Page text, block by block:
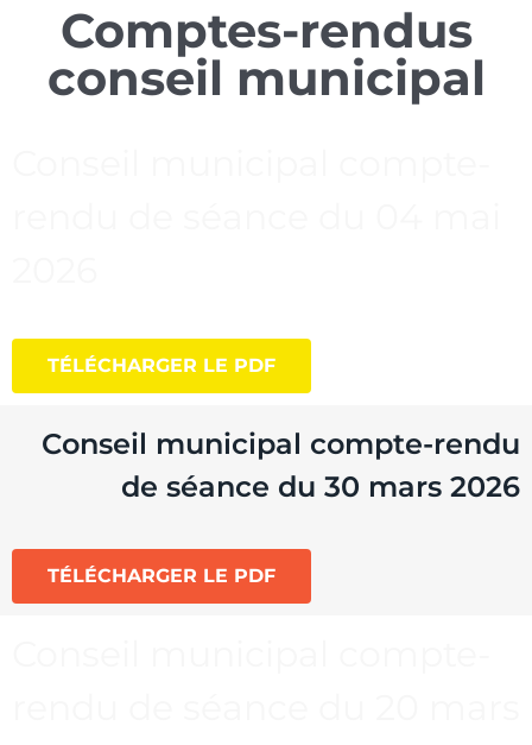
Comptes-rendus
conseil municipal
TÉLÉCHARGER LE PDF
Conseil municipal compte-rendu
de séance du 30 mars 2026
TÉLÉCHARGER LE PDF